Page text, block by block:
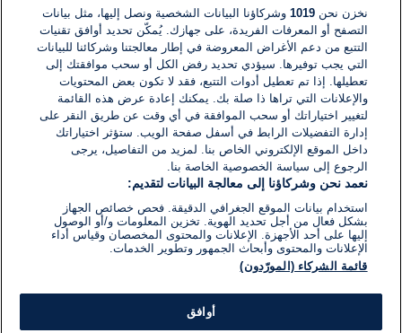
اكتب تعليقًا جديدًا ...
نخزن نحن1019 وشركاؤنا البيانات الشخصية ونصل إليها، مثل بيانات
التصفح أو المعرفات الفريدة، على جهازك. يُمكّن تحديد أوافق تقنيات
التتبع من دعم الأغراض المعروضة في إطار معالجتنا وشركائنا للبيانات
التي يجب توفيرها. سيؤدي تحديد رفض الكل أو سحب موافقتك إلى
تعطيلها. إذا تم تعطيل أدوات التتبع، فقد لا تكون بعض المحتويات
والإعلانات التي تراها ذا صلة بك. يمكنك إعادة عرض هذه القائمة
لتغيير اختياراتك أو سحب الموافقة في أي وقت عن طريق النقر على
إدارة التفضيلات الرابط في أسفل صفحة الويب. ستؤثر اختياراتك
داخل الموقع الإلكتروني الخاص بنا. لمزيد من التفاصيل، يرجى
الرجوع إلى سياسة الخصوصية الخاصة بنا.
نعمد نحن وشركاؤنا إلى معالجة البيانات لتقديم:
استخدام بيانات الموقع الجغرافي الدقيقة. فحص خصائص الجهاز
بشكل فعال من أجل تحديد الهوية. تخزين المعلومات و/أو الوصول
إليها على أحد الأجهزة. الإعلانات والمحتوى المخصصان وقياس أداء
الإعلانات والمحتوى وأبحاث الجمهور وتطوير الخدمات.
قائمة الشركاء (المورّدون)
أوافق